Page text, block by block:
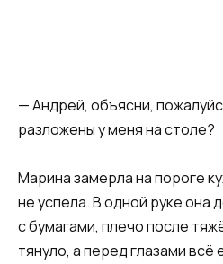
— Андрей, объясни,
разложены у меня на столе?
Марина замерла на пороге
не успела. В одной руке она
с бумагами, плечо после
тянуло, а перед глазами